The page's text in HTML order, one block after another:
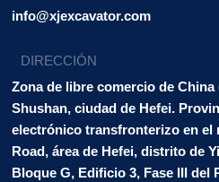
info@xjexcavator.com
DIRECCIÓN
Zona de libre comercio de
Shushan, ciudad de Hefei.
electrónico transfronterizo en el
Road, área de Hefei, distrito de
Bloque G, Edificio 3, Fase III del